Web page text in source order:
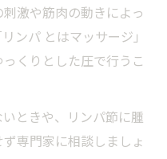
激や筋肉の動きによっ
ンパ とはマッサージ」
くりとした圧で行うこ
ときや、リンパ節に腫
専門家に相談しましょ